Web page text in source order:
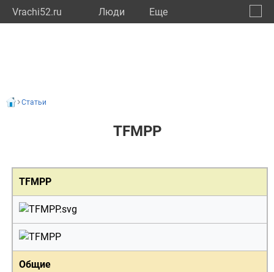
Vrachi52.ru Люди Eще
Статьи
TFMPP
TFMPP
Общие